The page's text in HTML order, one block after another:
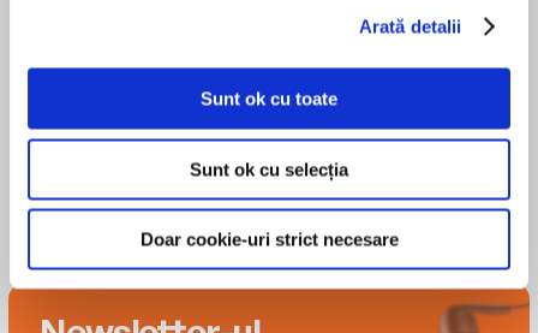
Arată detalii
Sunt ok cu toate
Sunt ok cu selecția
Doar cookie-uri strict necesare
names were Tim and Sam and Lulu. They were